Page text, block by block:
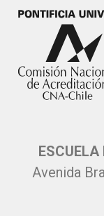
ESCUELA
Avenida